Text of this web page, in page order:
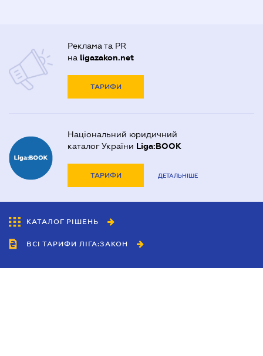
Реклама та PR
на ligazakon.net
ТАРИФИ
Національний юридичний
каталог України Liga:BOOK
ТАРИФИ ДЕТАЛЬНІШЕ
КАТАЛОГ РІШЕНЬ
ВСІ ТАРИФИ ЛІГА:ЗАКОН